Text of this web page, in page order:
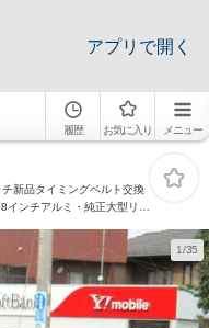
アプリで開く
履歴 お気に入り メニュー
新品タイミングベルト交換
ンチアルミ・純正大型リア
1/35